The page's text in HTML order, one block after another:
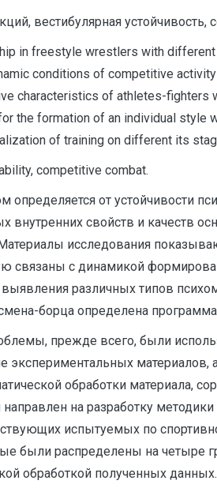
вестибулярная устойчивость,
in freestyle wrestlers with
conditions of competitive
characteristics of athletes-
the formation of an individual style
of training on different its
competitive combat.
определяется от устойчивости
свойств и качеств
исследования
с динамикой
различных типов
борца определена
прежде всего, были
материалов,
обработки материала,
на разработку
испытуемых по
были распределены на четыре
обработкой полученных данных.